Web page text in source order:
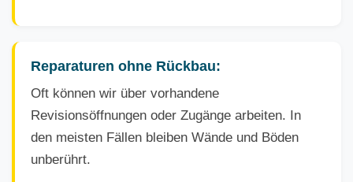
Reparaturen ohne Rückbau:
Oft können wir über vorhandene
Revisionsöffnungen oder Zugänge arbeiten. In
den meisten Fällen bleiben Wände und Böden
unberührt.